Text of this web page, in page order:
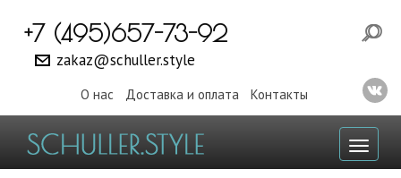
+7 (495)657-73-92
zakaz@schuller.style
О нас Доставка и оплата Контакты